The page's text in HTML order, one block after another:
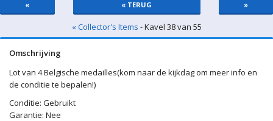
« « TERUG »
« Collector's Items - Kavel 38 van 55
Omschrijving
Lot van 4 Belgische medailles(kom naar de kijkdag om meer info en
de conditie te bepalen!)
Conditie: Gebruikt
Garantie: Nee